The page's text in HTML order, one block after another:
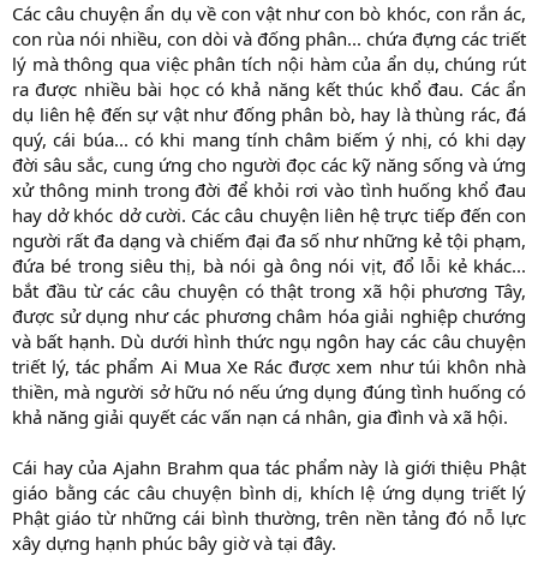
Các câu chuyện ẩn dụ về con vật như con bò khóc, con rắn ác,
con rùa nói nhiều, con dòi và đống phân... chứa đựng các triết
lý mà thông qua việc phân tích nội hàm của ẩn dụ, chúng rút
ra được nhiều bài học có khả năng kết thúc khổ đau. Các ẩn
dụ liên hệ đến sự vật như đống phân bò, hay là thùng rác, đá
quý, cái búa... có khi mang tính châm biếm ý nhị, có khi dạy
đời sâu sắc, cung ứng cho người đọc các kỹ năng sống và ứng
xử thông minh trong đời để khỏi rơi vào tình huống khổ đau
hay dở khóc dở cười. Các câu chuyện liên hệ trực tiếp đến con
người rất đa dạng và chiếm đại đa số như những kẻ tội phạm,
đứa bé trong siêu thị, bà nói gà ông nói vịt, đổ lỗi kẻ khác...
bắt đầu từ các câu chuyện có thật trong xã hội phương Tây,
được sử dụng như các phương châm hóa giải nghiệp chướng
và bất hạnh. Dù dưới hình thức ngụ ngôn hay các câu chuyện
triết lý, tác phẩm Ai Mua Xe Rác được xem như túi khôn nhà
thiền, mà người sở hữu nó nếu ứng dụng đúng tình huống có
khả năng giải quyết các vấn nạn cá nhân, gia đình và xã hội.
Cái hay của Ajahn Brahm qua tác phẩm này là giới thiệu Phật
giáo bằng các câu chuyện bình dị, khích lệ ứng dụng triết lý
Phật giáo từ những cái bình thường, trên nền tảng đó nỗ lực
xây dựng hạnh phúc bây giờ và tại đây.